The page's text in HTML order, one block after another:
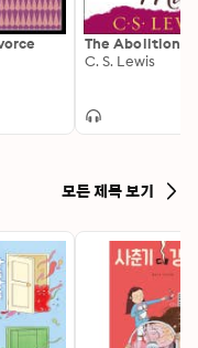
The Abolition
C. S. Lewis
모든 제목 보기